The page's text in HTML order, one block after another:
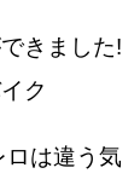
きました!
ク
は違う気